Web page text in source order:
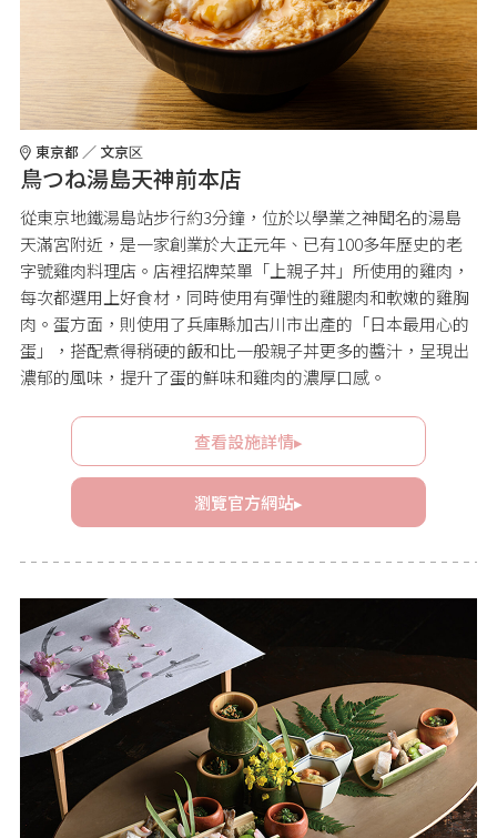
東京都 ／ 文京区
鳥つね湯島天神前本店
從東京地鐵湯島站步行約3分鐘，位於以學業之神聞名的湯島
天滿宮附近，是一家創業於大正元年、已有100多年歷史的老
字號雞肉料理店。店裡招牌菜單「上親子丼」所使用的雞肉，
每次都選用上好食材，同時使用有彈性的雞腿肉和軟嫩的雞胸
肉。蛋方面，則使用了兵庫縣加古川市出產的「日本最用心的
蛋」，搭配煮得稍硬的飯和比一般親子丼更多的醬汁，呈現出
濃郁的風味，提升了蛋的鮮味和雞肉的濃厚口感。
查看設施詳情▸
瀏覽官方網站▸